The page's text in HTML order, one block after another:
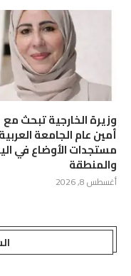
وزيرة الخارجية تبحث مع
أمين عام الجامعة العربية
مستجدات الأوضاع في
والمنطقة
أغسطس 8, 2026